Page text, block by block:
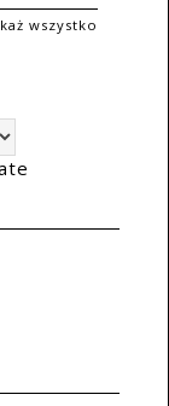
wszystko